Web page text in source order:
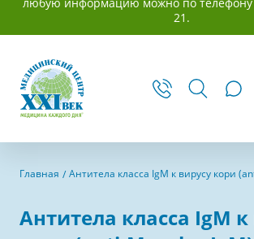
21.
Главная Антитела класса IgM к вирусу кори
Антитела класса IgM